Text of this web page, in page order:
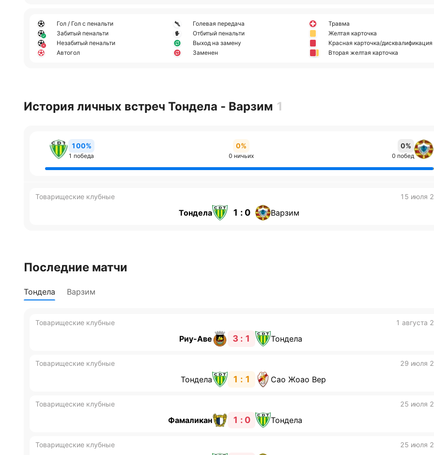
Гол / Гол с пенальти
Забитый пенальти
Незабитый пенальти
Автогол
Голевая передача
Отбитый пенальти
Выход на замену
Заменен
Травма
Желтая карточка
Красная карточка/дисквалификация
Вторая желтая карточка
История личных встреч Тондела - Варзим 1
100%
1 победа
0%
0 ничьих
0%
0 побед
Товарищеские клубные 15 июля
Тондела 1 : 0 Варзим
Последние матчи
Тондела Варзим
Товарищеские клубные 1 августа
Риу-Аве 3 : 1 Тондела
Товарищеские клубные 29 июля
Тондела 1 : 1 Сао Жоао Вер
Товарищеские клубные 25 июля
Фамаликан 1 : 0 Тондела
Товарищеские клубные 25 июля